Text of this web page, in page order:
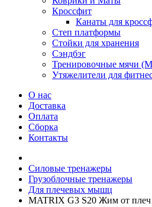
Кроссфит
Канаты для
Степ платформы
Стойки для хранения
Сэндбэг
Тренировочные мячи
Утяжелители для
О нас
Доставка
Оплата
Сборка
Контакты
Силовые тренажеры
Грузоблочные тренажеры
Для плечевых мышц
MATRIX G3 S20 Жим от